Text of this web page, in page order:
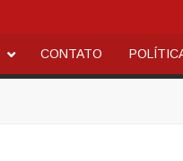
CONTATO